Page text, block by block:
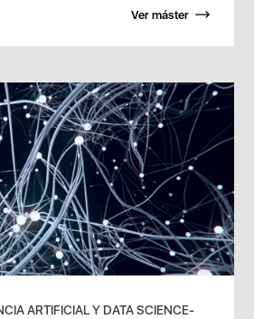
Ver máster
ARTIFICIAL Y DATA SCIENCE-